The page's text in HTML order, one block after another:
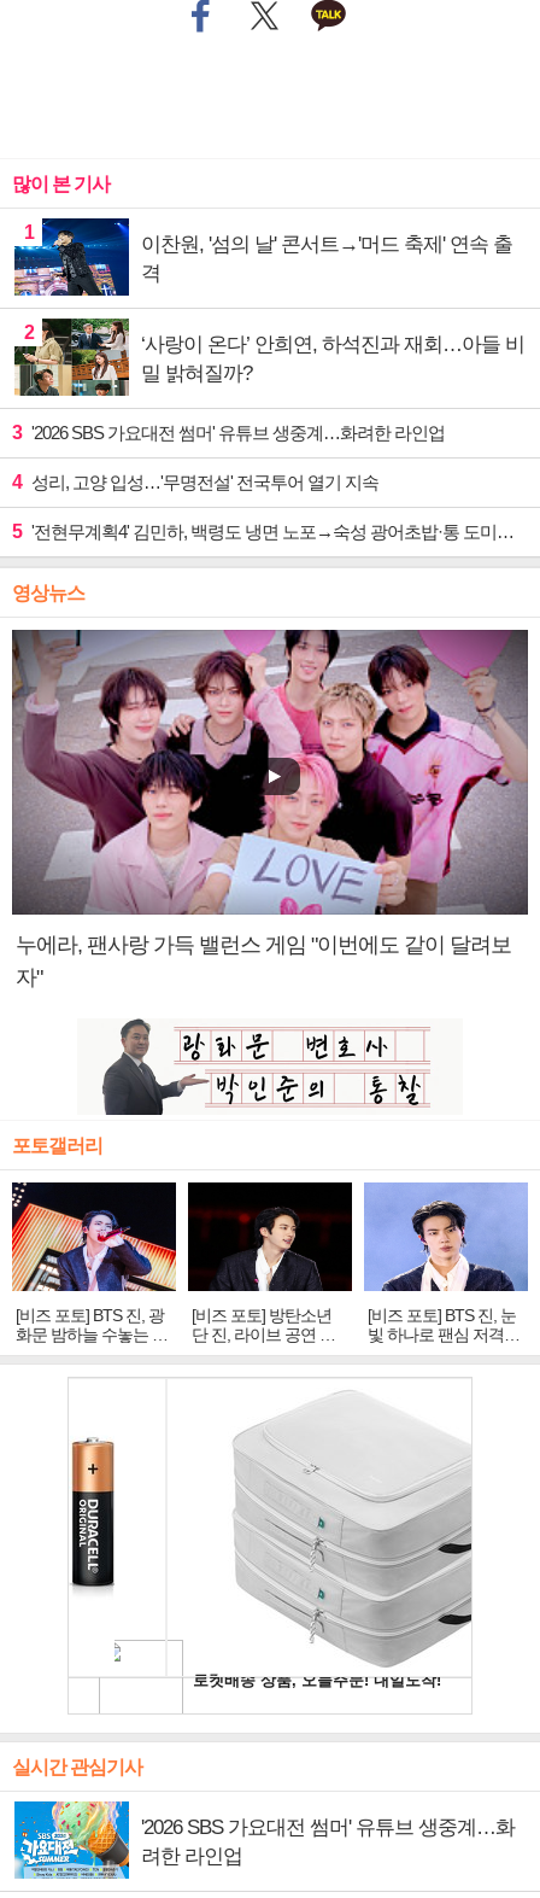
많이 본 기사
1
이찬원, '섬의 날' 콘서트→'머드 축제' 연속 출
격
2
‘사랑이 온다’ 안희연, 하석진과 재회…아들 비
밀 밝혀질까?
3 '2026 SBS 가요대전 썸머' 유튜브 생중계…화려한 라인업
4 성리, 고양 입성…'무명전설' 전국투어 열기 지속
5 '전현무계획4' 김민하, 백령도 냉면 노포→숙성 광어초밥·통 도미찜 맛집 탐방
영상뉴스
누에라, 팬사랑 가득 밸런스 게임 "이번에도 같이 달려보
자"
포토갤러리
[비즈 포토] BTS 진, 광
화문 밤하늘 수놓는 '비
주얼 킹'의 열창
[비즈 포토] 방탄소년
단 진, 라이브 공연 중
빛나는 독보적 아우라
[비즈 포토] BTS 진, 눈
빛 하나로 팬심 저격…
독보적 카리스마
실시간 관심기사
'2026 SBS 가요대전 썸머' 유튜브 생중계…화
려한 라인업